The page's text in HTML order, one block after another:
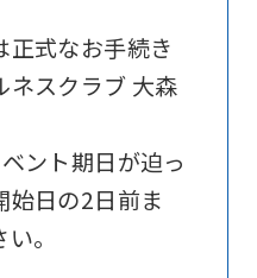
正式なお手続き
ネスクラブ 大森
ント期日が迫っ
始日の2日前ま
。